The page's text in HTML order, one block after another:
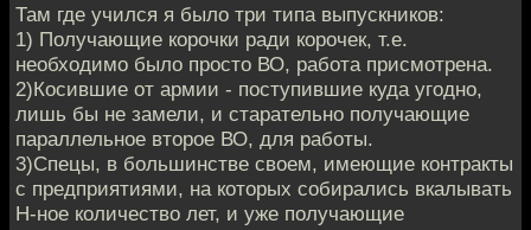
Там где учился я было три типа выпускников:
1) Получающие корочки ради корочек, т.е.
необходимо было просто ВО, работа присмотрена.
2)Косившие от армии - поступившие куда угодно,
лишь бы не замели, и старательно получающие
параллельное второе ВО, для работы.
3)Спецы, в большинстве своем, имеющие контракты
с предприятиями, на которых собирались вкалывать
Н-ное количество лет, и уже получающие